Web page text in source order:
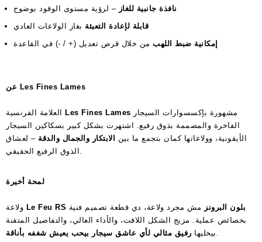
نافذة جانبية للغاز – لرؤية مستوى الوقود بوضوح
قابلة لإعادة التعبئة بغاز الولاعات العادي
إمكانية ضبط اللهب من خلال قرص تعديل (+ / -) في القاعدة
عن Les Fines Lames
Les Fines Lames
الفاخرة والمصممة بذوق رفيع. اشتهرت بشكل كبير بسكاكين السيجار
الأيقونية، وولاعاتها كمان بتجمع ما بين
الابتكار والجمال والدقة – لعشاق
الذوق الرفيع الحقيقي.
لمحة أخيرة
Le Feu RS بلون البرونز
مش مجرد ولاعة، دي قطعة تصميم فنية
بخصائص عملية. مزيج الشكل اللافت، والأداء العالي، والتفاصيل المتقنة
بيخليها رفيق مثالي لأي عاشق سيجار بيحب يعيش شغفه بأناقة .